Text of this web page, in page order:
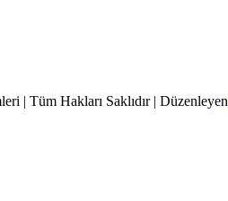
| Tüm Hakları Saklıdır | Düzenleyen